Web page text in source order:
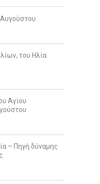
του Ηλία
Αγίου
– Πηγή δύναμης